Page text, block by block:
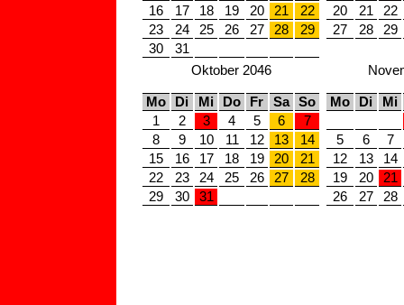
16
17 18 19 20 21
22
23
24 25 26 27 28
29
30
31
20
21
22
27
28 29
Oktober 2046
Mo Di Mi Do Fr Sa
So
1
2 3 4 5 6
7
8
9 10 11 12 13
14
15
16 17 18 19 20
21
22
23 24 25 26 27
28
29
30 31
Mo Di Mi
5 6
7
12
13
14
19
20
21
26
27 28